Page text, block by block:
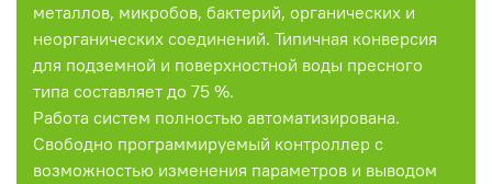
металлов, микробов, бактерий, органических и
неорганических соединений. Типичная конверсия
для подземной и поверхностной воды пресного
типа составляет до 75 %.
Работа систем полностью автоматизирована.
Свободно программируемый контроллер с
возможностью изменения параметров и выводом